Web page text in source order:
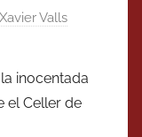
Xavier Valls
inocentada
el Celler de